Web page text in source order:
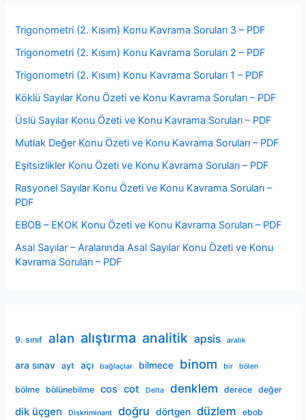
Trigonometri (2. Kısım) Konu Kavrama Soruları 3 – PDF
Trigonometri (2. Kısım) Konu Kavrama Soruları 2 – PDF
Trigonometri (2. Kısım) Konu Kavrama Soruları 1 – PDF
Köklü Sayılar Konu Özeti ve Konu Kavrama Soruları – PDF
Üslü Sayılar Konu Özeti ve Konu Kavrama Soruları – PDF
Mutlak Değer Konu Özeti ve Konu Kavrama Soruları – PDF
Eşitsizlikler Konu Özeti ve Konu Kavrama Soruları – PDF
Rasyonel Sayılar Konu Özeti ve Konu Kavrama Soruları –
PDF
EBOB – EKOK Konu Özeti ve Konu Kavrama Soruları – PDF
Asal Sayılar – Aralarında Asal Sayılar Konu Özeti ve Konu
Kavrama Soruları – PDF
9. sınıf alan alıştırma analitik apsis aralık
ara sınav ayt açı bağlaçlar bilmece binom bir bölen
bölme bölünebilme cos cot Delta denklem derece değer
dik üçgen Diskriminant doğru dörtgen düzlem ebob